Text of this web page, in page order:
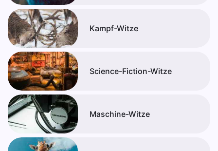
Kampf-Witze
Science-Fiction-Witze
Maschine-Witze